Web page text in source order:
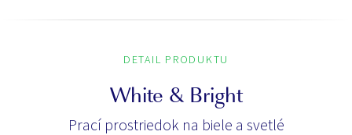
DETAIL PRODUKTU
White & Bright
Prací prostriedok na biele a svetlé